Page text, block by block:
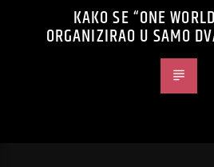
KAKO SE “ONE
ORGANIZIRAO U SAMO